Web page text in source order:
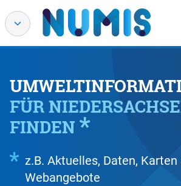
FÜR
FINDEN
z.B. Aktuelles, Daten, Karten
Webangebote